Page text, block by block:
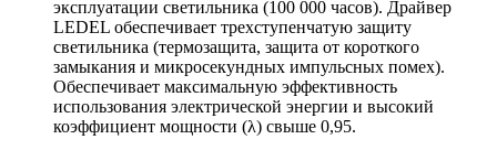
эксплуатации светильника (100 000 часов). Драйвер
LEDEL обеспечивает трехступенчатую защиту
светильника (термозащита, защита от короткого
замыкания и микросекундных импульсных помех).
Обеспечивает максимальную эффективность
использования электрической энергии и высокий
коэффициент мощности (λ) свыше 0,95.